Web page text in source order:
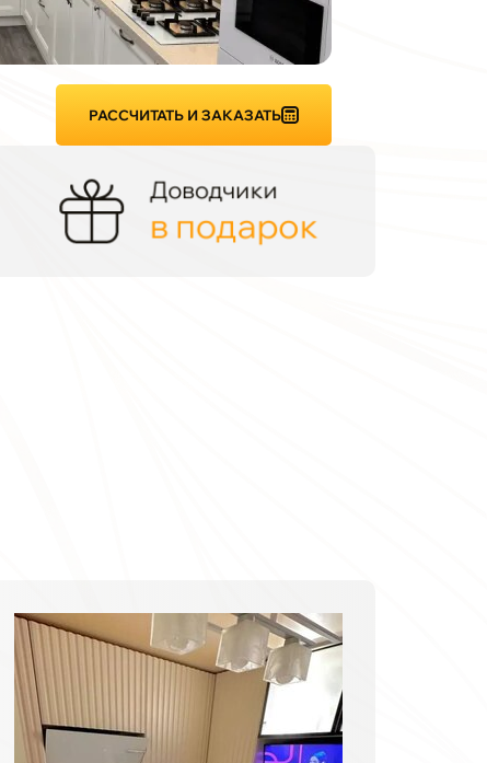
РАССЧИТАТЬ И ЗАКАЗАТЬ
Доводчики
в подарок